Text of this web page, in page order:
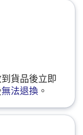
貨品後立即
無法退換 。